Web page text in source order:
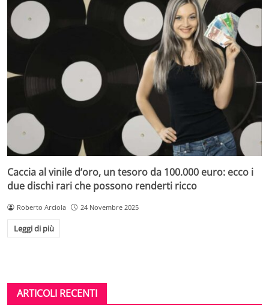
Caccia al vinile d’oro, un tesoro da 100.000 euro: ecco i
due dischi rari che possono renderti ricco
Roberto Arciola 24 Novembre 2025
Leggi di più
ARTICOLI RECENTI